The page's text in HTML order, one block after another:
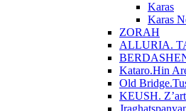
Karas
Karas
ZORAH
ALLURIA.
Kataro.Hin
Old
KEUSH.